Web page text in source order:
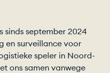
sinds september 2024
en surveillance voor
speler in Noord-
ons samen vanwege